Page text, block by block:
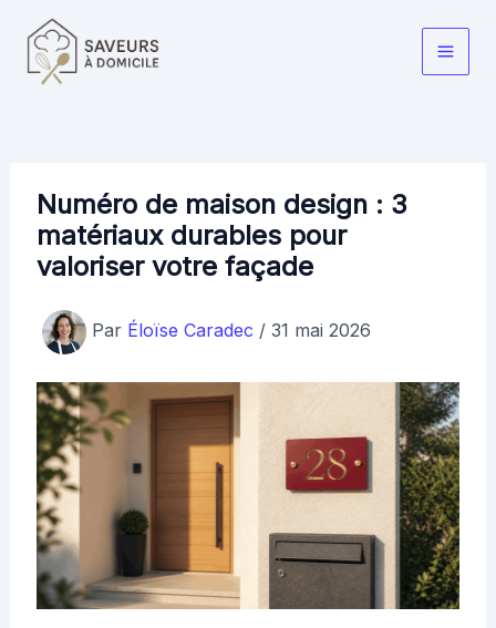
contenu
Main
Numéro de maison design : 3
matériaux durables pour
valoriser votre façade
Par Éloïse Caradec / 31 mai 2026